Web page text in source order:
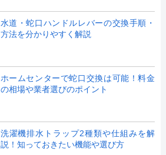
水道・蛇口ハンドルレバーの交換手順・
方法を分かりやすく解説
ホームセンターで蛇口交換は可能！料金
の相場や業者選びのポイント
洗濯機排水トラップ2種類や仕組みを解
説！知っておきたい機能や選び方